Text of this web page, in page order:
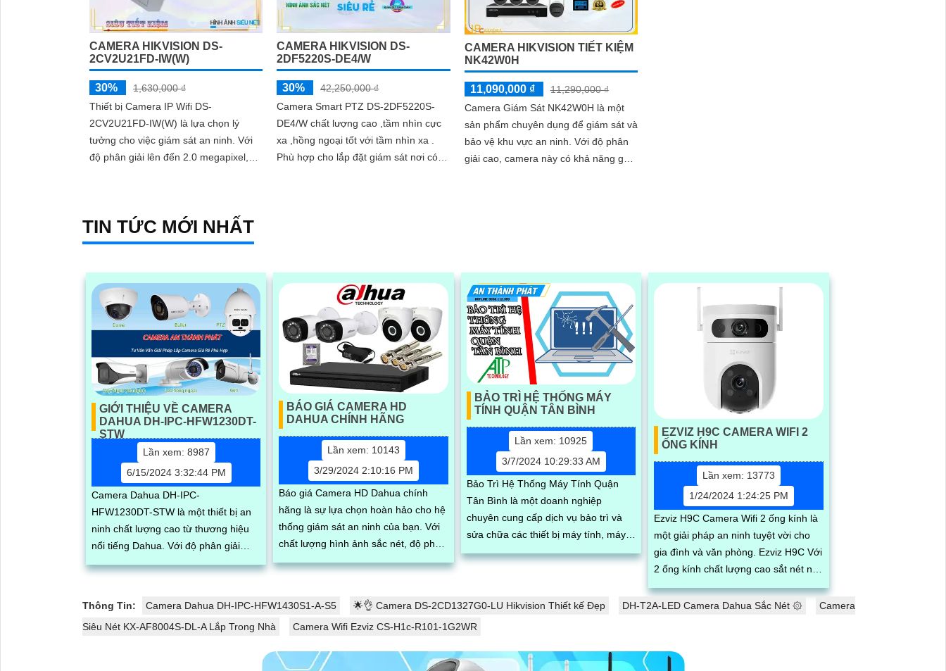
CAMERA HIKVISION DS-
2CV2U21FD-IW(W)
30%
1,630,000 ₫
Thiết bị Camera IP Wifi DS-
2CV2U21FD-IW(W) là lựa chọn lý
tưởng cho việc giám sát an ninh. Với
độ phân giải lên đến 2.0 megapixel,
CAMERA HIKVISION DS-
2DF5220S-DE4/W
30%
42,250,000 ₫
Camera Smart PTZ DS-2DF5220S-
DE4/W chất lượng cao ,tầm nhìn cực
xa ,hồng ngoại tốt với tầm nhìn xa .
Phù hợp cho lắp đặt giám sát nơi có
CAMERA HIKVISION TIẾT KIỆM
NK42W0H
11,090,000 ₫
11,290,000 ₫
Camera Giám Sát NK42W0H là một
sản phẩm chuyên dụng để giám sát và
bảo vệ khu vực an ninh. Với độ phân
giải cao, camera này có khả năng ghi
TIN TỨC MỚI NHẤT
GIỚI THIỆU VỀ CAMERA
DAHUA DH-IPC-HFW1230DT-
STW
Lần xem: 8987
6/15/2024 3:32:44 PM
Camera Dahua DH-IPC-
HFW1230DT-STW là một thiết bị an
ninh chất lượng cao từ thương hiệu
nổi tiếng Dahua. Với độ phân giải
2MP, hình ảnh sắc nét và chi tiết và
ánh sáng yếu
BÁO GIÁ CAMERA HD
DAHUA CHÍNH HÃNG
Lần xem: 10143
3/29/2024 2:10:16 PM
Báo giá Camera HD Dahua chính
hãng là sự lựa chọn hoàn hảo cho hệ
thống giám sát an ninh của bạn. Với
chất lượng hình ảnh sắc nét, độ phân
giải cao và tính năng thông minh, các
dụng
BẢO TRÌ HỆ THỐNG MÁY
TÍNH QUẬN TÂN BÌNH
Lần xem: 10925
3/7/2024 10:29:33 AM
Bảo Trì Hệ Thống Máy Tính Quận
Tân Bình là một doanh nghiệp
chuyên cung cấp dịch vụ bảo trì và
sửa chữa các thiết bị máy tính, máy
in, mạng máy tính và các thiết bị công
EZVIZ H9C CAMERA WIFI 2
ỐNG KÍNH
Lần xem: 13773
1/24/2024 1:24:25 PM
Ezviz H9C Camera Wifi 2 ống kính là
một giải pháp an ninh tuyệt vời cho
gia đình và văn phòng. Ezviz H9C Với
2 ống kính chất lượng cao sắt nét nó
cho phép bạn quan sát cả hai hướng
đồng thời mà không cần điều chỉnh
Thông Tin: Camera Dahua DH-IPC-HFW1430S1-A-S5 🌟👌 Camera DS-2CD1327G0-LU Hikvision Thiết kế Đẹp DH-T2A-LED Camera Dahua Sắc Nét ۞
Camera
Siêu Nét KX-AF8004S-DL-A Lắp Trong Nhà
Camera Wifi Ezviz CS-H1c-R101-1G2WR